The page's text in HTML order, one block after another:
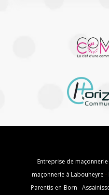
Entreprise de maçonnerie
maçonnerie à Labouheyre -
Parentis-en-Born -